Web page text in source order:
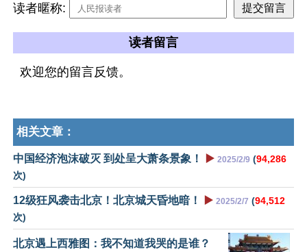
读者暱称:
读者留言
欢迎您的留言反馈。
相关文章：
中国经济泡沫破灭 到处呈大萧条景象！ ▶️ 2025/2/9 (94,286
次)
12级狂风袭击北京！北京城天昏地暗！ ▶️ 2025/2/7 (94,512
次)
北京遇上西雅图：我不知道我哭的是谁？